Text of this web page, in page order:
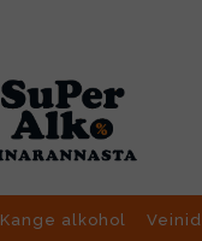
Kange alkohol Veinid